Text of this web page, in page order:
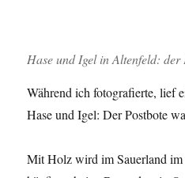
Hase und Igel in Altenfeld:
Während ich fotografierte, lief
Hase und Igel: Der Postbote
Mit Holz wird im Sauerland im